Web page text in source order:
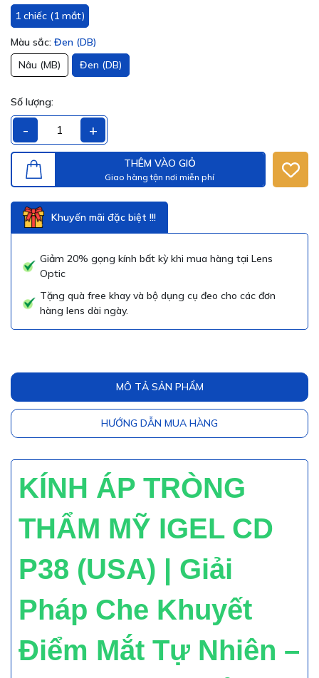
1 chiếc (1 mắt)
Màu sắc: Đen (DB)
Nâu (MB)
Đen (DB)
Số lượng:
- +
THÊM VÀO GIỎ
Giao hàng tận nơi miễn phí
Khuyến mãi đặc biệt !!!
Giảm 20% gọng kính bất kỳ khi mua hàng tại Lens
Optic
Tặng quà free khay và bộ dụng cụ đeo cho các đơn
hàng lens dài ngày.
MÔ TẢ SẢN PHẨM
HƯỚNG DẪN MUA HÀNG
KÍNH ÁP TRÒNG
THẨM MỸ IGEL CD
P38 (USA) | Giải
Pháp Che Khuyết
Điểm Mắt Tự Nhiên –